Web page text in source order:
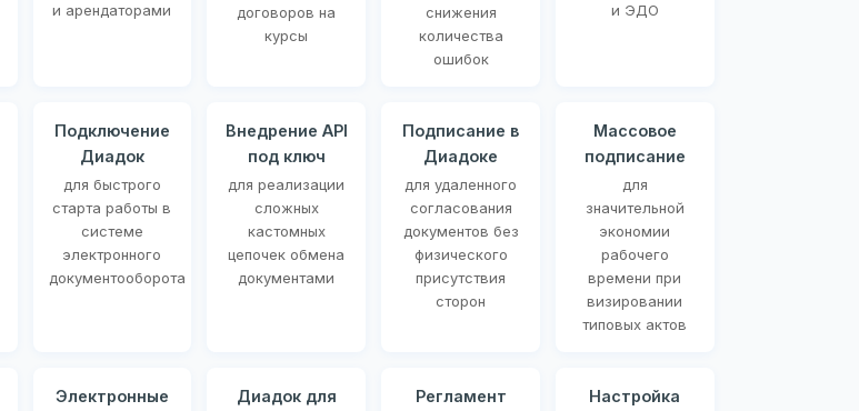
и арендаторами
договоров на
курсы
снижения
количества
ошибок
и ЭДО
Подключение
Диадок
для быстрого
старта работы в
системе
электронного
документооборота
Внедрение API
под ключ
для реализации
сложных
кастомных
цепочек обмена
документами
Подписание в
Диадоке
для удаленного
согласования
документов без
физического
присутствия
сторон
Массовое
подписание
для
значительной
экономии
рабочего
времени при
визировании
типовых актов
Электронные
Диадок для
Регламент
Настройка